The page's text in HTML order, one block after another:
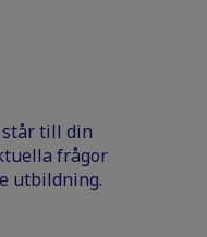
står till din
frågor
utbildning.